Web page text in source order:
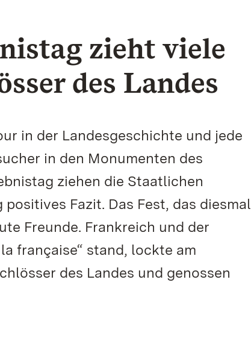
zieht viele
des Landes
in der Landesgeschichte und jede
in den Monumenten des
ziehen die Staatlichen
Fazit. Das Fest, das diesmal
Freunde. Frankreich und der
française“ stand, lockte am
des Landes und genossen